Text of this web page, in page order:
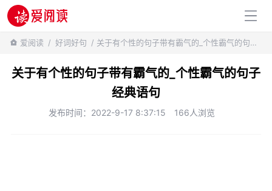
百科知识
爱阅读 / 好词好句 / 关于有个性的句子带有霸气的_个性霸气的句子经典语句
关于有个性的句子带有霸气的_个性霸气的句子
经典语句
发布时间：2022-9-17 8:37:15 166人浏览